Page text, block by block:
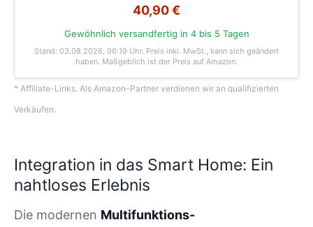
40,90 €
Gewöhnlich versandfertig in 4 bis 5 Tagen
Stand: 03.08.2026, 06:19 Uhr. Preis inkl. MwSt., kann sich geändert
haben. Maßgeblich ist der Preis auf Amazon.
* Affiliate-Links. Als Amazon-Partner verdienen wir an qualifizierten
Verkäufen.
Integration in das Smart Home: Ein
nahtloses Erlebnis
Die modernen Multifunktions-